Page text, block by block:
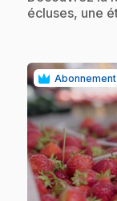
écluses, une
Abonnement